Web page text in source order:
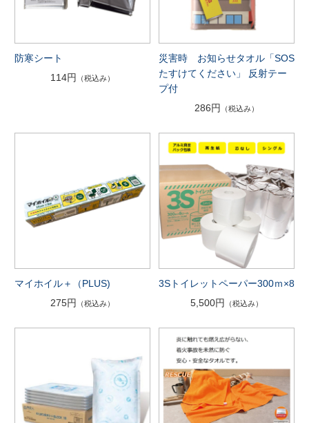
防寒シート
114円
（税込み）
災害時 お知らせタオル「SOS
たすけてください」 反射テー
プ付
286円
（税込み）
マイホイル＋（PLUS)
275円
（税込み）
3Sトイレットペーパー300ｍ×8
5,500円
（税込み）